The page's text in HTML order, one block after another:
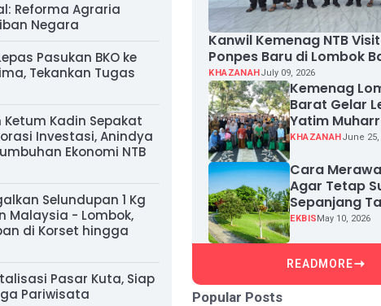
Reforma Agraria
Negara
Pasukan BKO ke
Tekankan Tugas
Kadin Sepakat
Investasi, Anindya
Ekonomi NTB
Selundupan 1 Kg
Malaysia - Lombok,
di Korset hingga
Pasar Kuta, Siap
Pariwisata
Kanwil Kemenag NTB
Ponpes Baru di Lombok
KHAZANAHJuly 09, 2026
Kemenag
Barat Gelar
Yatim
H, Puluhan
KHAZANAHJune 25,
Cara
Agar Tetap
Sepanjang
EKBISMay 10, 2026
READMORE
Popular Posts